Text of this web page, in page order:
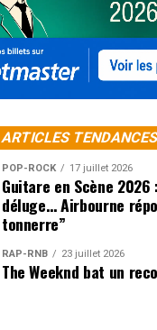
ARTICLES
POP-ROCK 17 juillet 2026
Guitare en Scène 2026
déluge… Airbourne
tonnerre”
RAP-RNB 23 juillet 2026
The Weeknd bat un